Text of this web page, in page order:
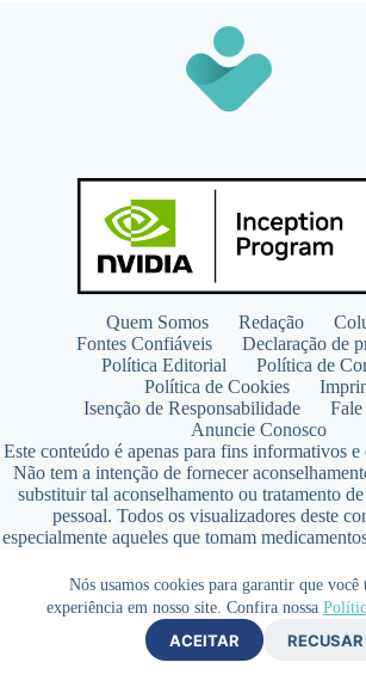
Nós usamos cookies para garantir que você
experiência em nosso site. Confira nossa
ACEITAR RECUSAR
Quem Somos Redação
Fontes Confiáveis
Declaração de
Política Editorial
Política de
Política de Cookies
Isenção de Responsabilidade
Anuncie Conosco
Este conteúdo é apenas para fins informativos e
Não tem a intenção de fornecer
substituir tal aconselhamento ou tratamento
pessoal. Todos os visualizadores deste
especialmente aqueles que tomam
qualquer programa de nutrição,
vida.
Copyright © 2026 - SaúdeLAB.com
VKCF Soluções Digitais Ltda - CNPJ n°